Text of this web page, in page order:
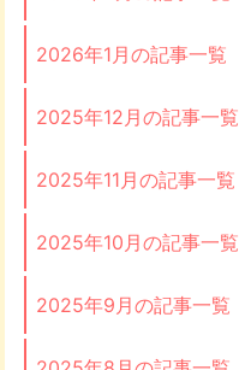
2026年1月の記事一覧
2025年12月の記事一覧
2025年11月の記事一覧
2025年10月の記事一覧
2025年9月の記事一覧